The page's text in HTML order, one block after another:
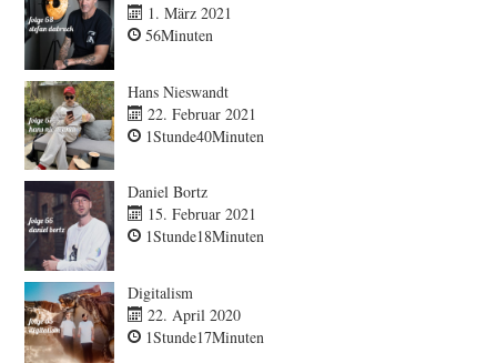
1. März 2021
56Minuten
Hans Nieswandt
22. Februar 2021
1Stunde40Minuten
Daniel Bortz
15. Februar 2021
1Stunde18Minuten
Digitalism
22. April 2020
1Stunde17Minuten